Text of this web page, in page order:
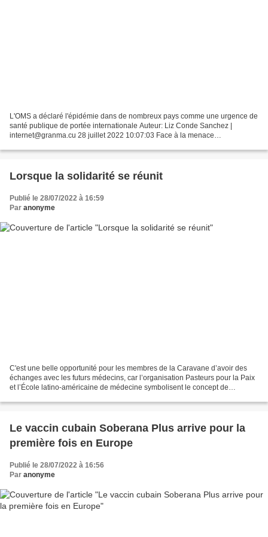
L'OMS a déclaré l'épidémie dans de nombreux pays comme une urgence de
santé publique de portée internationale Auteur: Liz Conde Sanchez |
internet@granma.cu 28 juillet 2022 10:07:03 Face à la menace
Lorsque la solidarité se réunit
Publié le 28/07/2022 à 16:59
Par anonyme
C'est une belle opportunité pour les membres de la Caravane d’avoir des
échanges avec les futurs médecins, car l’organisation Pasteurs pour la Paix
et l’École latino-américaine de médecine symbolisent le concept de
Le vaccin cubain Soberana Plus arrive pour la
première fois en Europe
Publié le 28/07/2022 à 16:56
Par anonyme